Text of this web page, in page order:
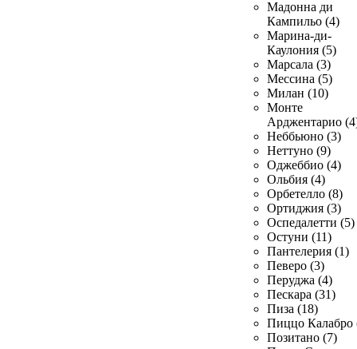
Мадонна ди
Кампильо (4)
Марина-ди-
Каулония (5)
Марсала (3)
Мессина (5)
Милан (10)
Монте
Арджентарио
Неббьюно (3)
Неттуно (9)
Оджеббио (4)
Ольбия (4)
Орбетелло (8)
Ортиджия (3)
Оспедалетти (5)
Остуни (11)
Пантелерия (1)
Певеро (3)
Перуджа (4)
Пескара (31)
Пиза (18)
Пиццо Калабро
Позитано (7)